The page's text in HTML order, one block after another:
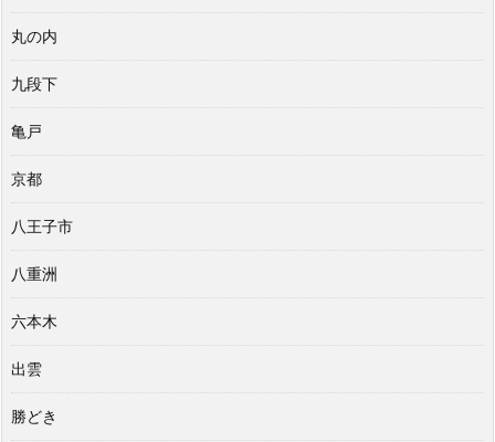
丸の内
九段下
亀戸
京都
八王子市
八重洲
六本木
出雲
勝どき